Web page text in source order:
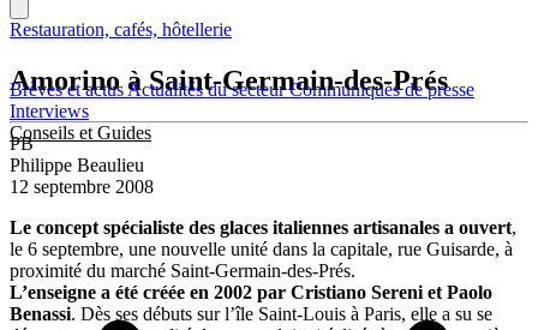
Brèves et actusActualités du secteurCommuniqués de presse
Interviews
Conseils et Guides
Restauration, cafés, hôtellerie
Amorino à Saint-Germain-des-Prés
PB
Philippe Beaulieu
12 septembre 2008
Le concept spécialiste des glaces italiennes artisanales a ouvert,
le 6 septembre, une nouvelle unité dans la capitale, rue Guisarde, à
proximité du marché Saint-Germain-des-Prés.
L’enseigne a été créée en 2002 par Cristiano Sereni et Paolo
Benassi. Dès ses débuts sur l’île Saint-Louis à Paris, elle a su se